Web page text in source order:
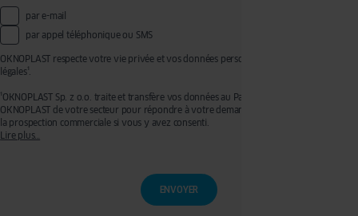
par e-mail
par appel téléphonique ou SMS
OKNOPLAST respecte votre vie privée et vos données personnelles, voir mentions
légales¹.
¹OKNOPLAST Sp. z o.o. traite et transfère vos données au Partenaire Premium
OKNOPLAST de votre secteur pour répondre à votre demande de devis et effectuer de
la prospection commerciale si vous y avez consenti.
l’établissement de votre devis. Vous disposez d’un droit d’accès, de rectification, de
retrait de votre consentement ainsi que d’un droit à l’effacement, à la limitation du
traitement et à la portabilité que vous pouvez exercer en écrivant à l’adresse :
Lire plus…